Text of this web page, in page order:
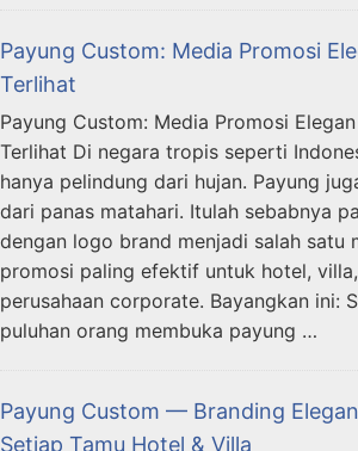
Payung Custom: Media Promosi
Terlihat
Payung Custom: Media Promosi
Terlihat Di negara tropis seperti
hanya pelindung dari hujan. Payung
dari panas matahari. Itulah sebabnya
dengan logo brand menjadi salah satu
promosi paling efektif untuk hotel,
perusahaan corporate. Bayangkan ini:
puluhan orang membuka payung …
Payung Custom — Branding
Setiap Tamu Hotel & Villa